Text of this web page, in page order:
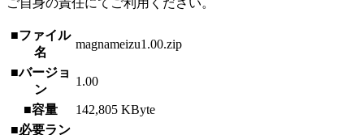
ご自身の責任にてご利用ください。
■ファイル
名
magnameizu1.00.zip
■バージョ
ン
1.00
■容量
142,805 KByte
■必要ラン